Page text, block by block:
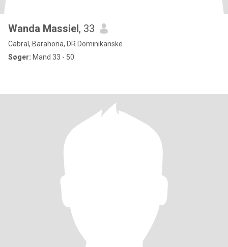
Wanda Massiel, 33
Cabral, Barahona, DR Dominikanske
Søger: Mand 33 - 50